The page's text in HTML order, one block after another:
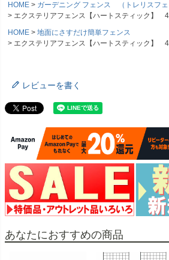
HOME
ガーデニング フェンス （トレリスフェ
エクステリアフェンス【ハートスティック】 4
HOME
地面にさすだけ簡単フェンス
エクステリアフェンス【ハートスティック】 4
レビューを書く
あなたにおすすめの商品